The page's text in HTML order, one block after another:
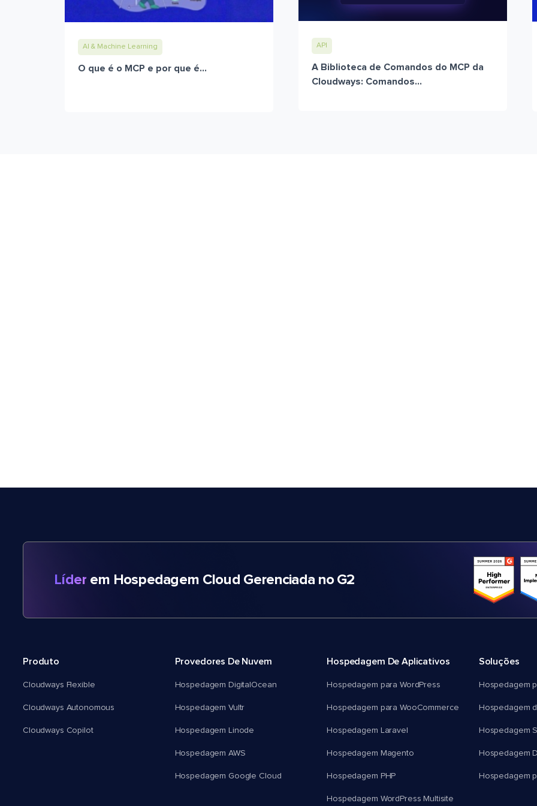
AI & Machine Learning
O que é o MCP e por que é...
API
A Biblioteca de Comandos do MCP da
Cloudways: Comandos...
Líder em Hospedagem Cloud Gerenciada no G2
Produto
Cloudways Flexible
Cloudways Autonomous
Cloudways Copilot
Provedores De Nuvem
Hospedagem DigitalOcean
Hospedagem Vultr
Hospedagem Linode
Hospedagem AWS
Hospedagem Google Cloud
Hospedagem De Aplicativos
Hospedagem para WordPress
Hospedagem para WooCommerce
Hospedagem Laravel
Hospedagem Magento
Hospedagem PHP
Hospedagem WordPress Multisite
Soluções
Hospedagem
Hospedagem
Hospedagem
Hospedagem
Hospedagem